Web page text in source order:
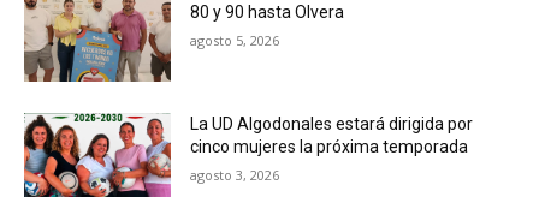
80 y 90 hasta Olvera
agosto 5, 2026
La UD Algodonales estará dirigida por
cinco mujeres la próxima temporada
agosto 3, 2026